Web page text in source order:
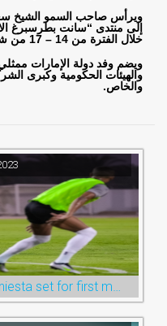
ويرأس صاحب السمو الشيخ
خلال الفترة من 14 – 17 من شهر يونيو الجاري
ويضم وفد دولة الإمارات
والهيئات الحكومية وكبرى
والخاص.
Football superstar Andrés Iniesta set for first match with Ras Al Khaimah’s Emirates Club